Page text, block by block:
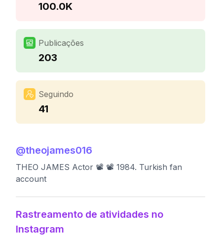
100.0K
Publicações
203
Seguindo
41
@theojames016
THEO JAMES Actor 📽 📽 1984. Turkish fan
account
Rastreamento de atividades no
Instagram